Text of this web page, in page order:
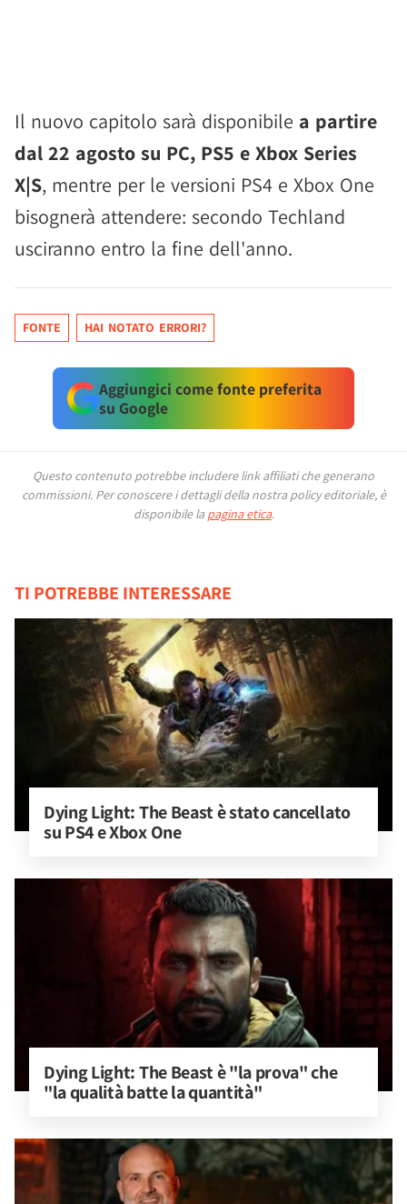
Il nuovo capitolo sarà disponibile a partire
dal 22 agosto su PC, PS5 e Xbox Series
X|S, mentre per le versioni PS4 e Xbox One
bisognerà attendere: secondo Techland
usciranno entro la fine dell'anno.
FONTE HAI NOTATO ERRORI?
Aggiungici come fonte preferita
su Google
Questo contenuto potrebbe includere link affiliati che generano
commissioni. Per conoscere i dettagli della nostra policy editoriale, è
disponibile la pagina etica.
TI POTREBBE INTERESSARE
Dying Light: The Beast è stato cancellato
su PS4 e Xbox One
Dying Light: The Beast è "la prova" che
"la qualità batte la quantità"